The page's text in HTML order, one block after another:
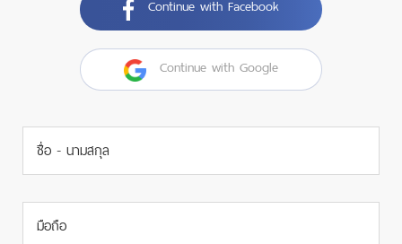
Continue with Facebook
Continue with Google